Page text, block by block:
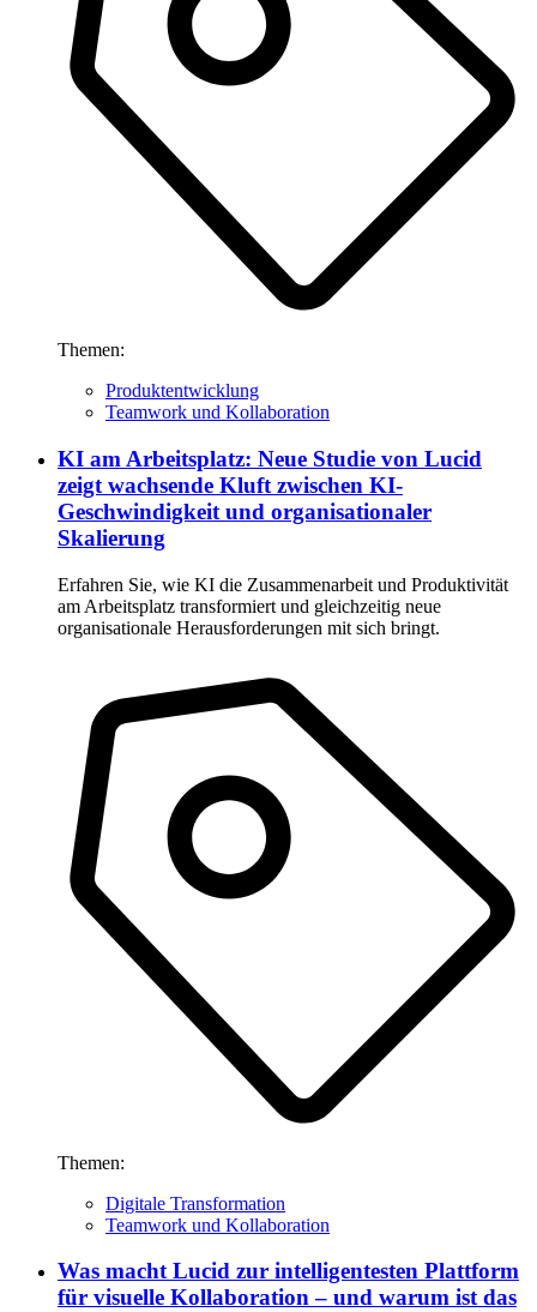
Themen:
Produktentwicklung
Teamwork und Kollaboration
KI am Arbeitsplatz: Neue Studie von Lucid
zeigt wachsende Kluft zwischen KI-
Geschwindigkeit und organisationaler
Skalierung
Erfahren Sie, wie KI die Zusammenarbeit und Produktivität
am Arbeitsplatz transformiert und gleichzeitig neue
organisationale Herausforderungen mit sich bringt.
Themen:
Digitale Transformation
Teamwork und Kollaboration
Was macht Lucid zur intelligentesten Plattform
für visuelle Kollaboration – und warum ist das